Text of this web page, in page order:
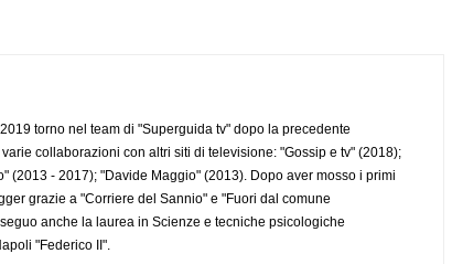
torno nel team di "Superguida tv" dopo la precedente
collaborazioni con altri siti di televisione: "Gossip e tv" (2018);
(2013 - 2017); "Davide Maggio" (2013). Dopo aver mosso i primi
grazie a "Corriere del Sannio" e "Fuori dal comune
anche la laurea in Scienze e tecniche psicologiche
"Federico II".